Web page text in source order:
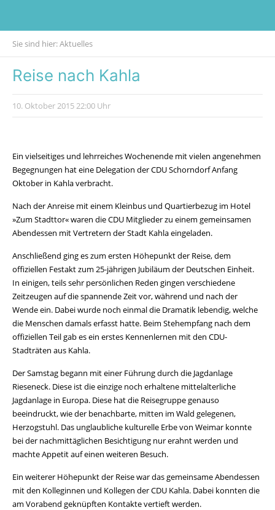
Sie sind hier:Aktuelles
Reise nach Kahla
10. Oktober 201522:00 Uhr
Ein vielseitiges und lehrreiches Wochenende mit vielen angenehmen
Begegnungen hat eine Delegation der CDU Schorndorf Anfang
Oktober in Kahla verbracht.
Nach der Anreise mit einem Kleinbus und Quartierbezug im Hotel
»Zum Stadttor« waren die CDU Mitglieder zu einem gemeinsamen
Abendessen mit Vertretern der Stadt Kahla eingeladen.
Anschließend ging es zum ersten Höhepunkt der Reise, dem
offiziellen Festakt zum 25-jährigen Jubiläum der Deutschen Einheit.
In einigen, teils sehr persönlichen Reden gingen verschiedene
Zeitzeugen auf die spannende Zeit vor, während und nach der
Wende ein. Dabei wurde noch einmal die Dramatik lebendig, welche
die Menschen damals erfasst hatte. Beim Stehempfang nach dem
offiziellen Teil gab es ein erstes Kennenlernen mit den CDU-
Stadträten aus Kahla.
Der Samstag begann mit einer Führung durch die Jagdanlage
Rieseneck. Diese ist die einzige noch erhaltene mittelalterliche
Jagdanlage in Europa. Diese hat die Reisegruppe genauso
beeindruckt, wie der benachbarte, mitten im Wald gelegenen,
Herzogstuhl. Das unglaubliche kulturelle Erbe von Weimar konnte
bei der nachmittäglichen Besichtigung nur erahnt werden und
machte Appetit auf einen weiteren Besuch.
Ein weiterer Höhepunkt der Reise war das gemeinsame Abendessen
mit den Kolleginnen und Kollegen der CDU Kahla. Dabei konnten die
am Vorabend geknüpften Kontakte vertieft werden.